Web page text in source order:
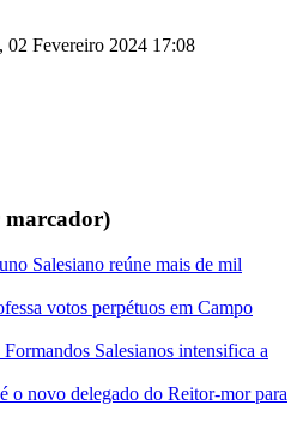
02 Fevereiro 2024 17:08
marcador)
Salesiano reúne mais de mil
votos perpétuos em Campo
Salesianos intensifica a
o novo delegado do Reitor-mor para